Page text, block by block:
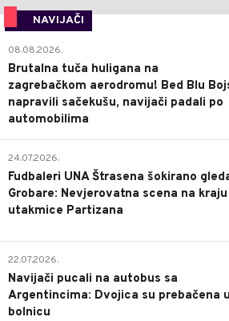
NAVIJAČI
08.08.2026.
Brutalna tuča huligana na
zagrebačkom aerodromu! Bed Blu
napravili sačekušu, navijači padali po
automobilima
24.07.2026.
Fudbaleri UNA Štrasena šokirano
Grobare: Nevjerovatna scena na kraju
utakmice Partizana
22.07.2026.
Navijači pucali na autobus sa
Argentincima: Dvojica su prebačena u
bolnicu